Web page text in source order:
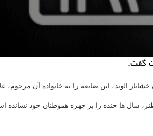
گفت.
خشایار الوند، این ضایعه را به خانواده آن
سال ها خنده را بر چهره هموطنان خود نشانده